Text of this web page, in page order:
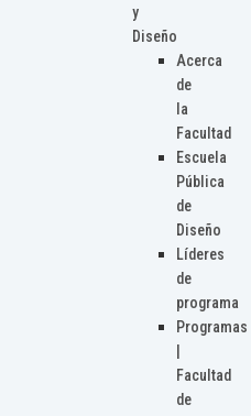
y
Diseño
Acerca
de
la
Facultad
Escuela
Pública
de
Diseño
Líderes
de
programa
Programas
Facultad
de